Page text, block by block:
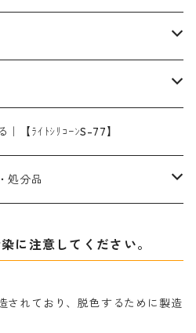
し染めに使用可能
もしくは直接染料で染めた素材
着向上剤
料溶解剤
コンク
・吸着を補助する
直接・酸性・含金染料用）
｜水洗する際の再汚染防止剤
【ﾗｲﾄｼﾘｺｰﾝS-77】
処分品
に注意してください。
されており、脱色するために製造